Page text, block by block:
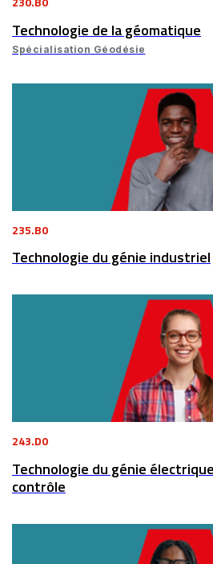
Technologie de la géomatique
Spécialisation Géodésie
235.B0
Technologie du génie industriel
243.D0
Technologie du génie
contrôle